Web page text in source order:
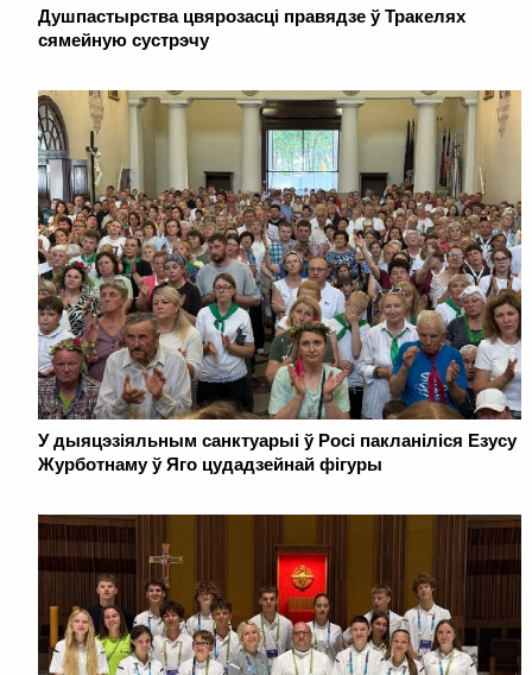
Душпастырства цвярозасці правядзе ў Тракелях
сямейную сустрэчу
У дыяцэзіяльным санктуарыі ў Росі пакланіліся Езусу
Журботнаму ў Яго цудадзейнай фігуры